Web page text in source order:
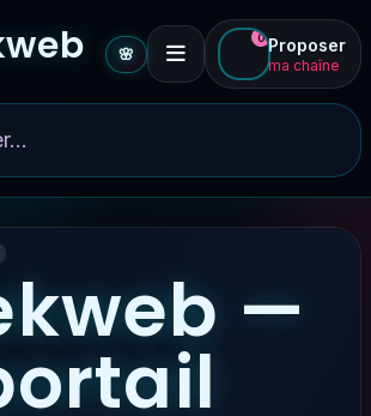
🌸
0 Proposer
ma chaîne
—